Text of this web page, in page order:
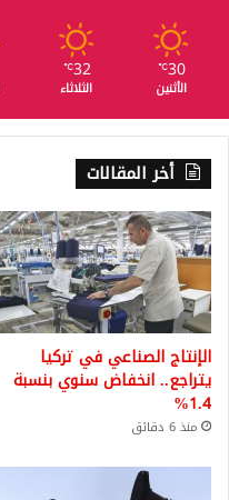
30
℃
الأثنين
32
℃
الثلاثاء
أخر المقالات
الإنتاج الصناعي في تركيا
يتراجع.. انخفاض سنوي بنسبة
1.4%
منذ 6 دقائق